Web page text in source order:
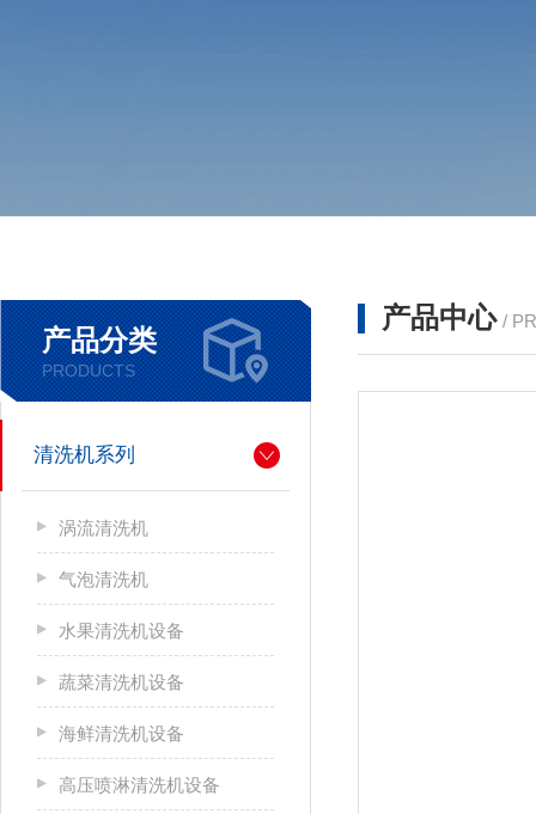
产品分类
PRODUCTS
清洗机系列
涡流清洗机
气泡清洗机
水果清洗机设备
蔬菜清洗机设备
海鲜清洗机设备
高压喷淋清洗机设备
产品中心 /